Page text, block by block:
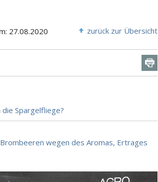
27.08.2020
zurück zur Übersicht
Spargelfliege?
wegen des Aromas, Ertrages